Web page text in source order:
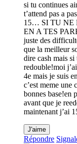
si tu continues
t’attend pas a
15… SI TU NE
EN A TES
juste des
que la meilleur
dire cash mais
redouble!moi
4e mais je suis
c’est meme une
bonnes base!en
avant que je
maintenant j’ai
J'aime
Répondre